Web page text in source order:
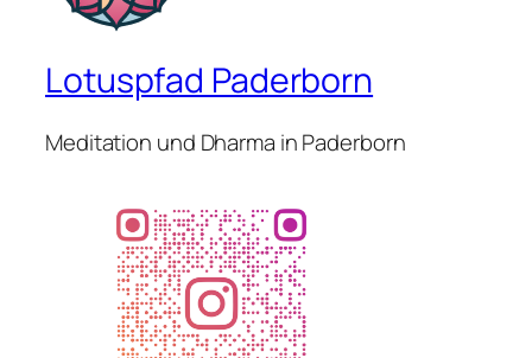
Lotuspfad Paderborn
Meditation und Dharma in Paderborn